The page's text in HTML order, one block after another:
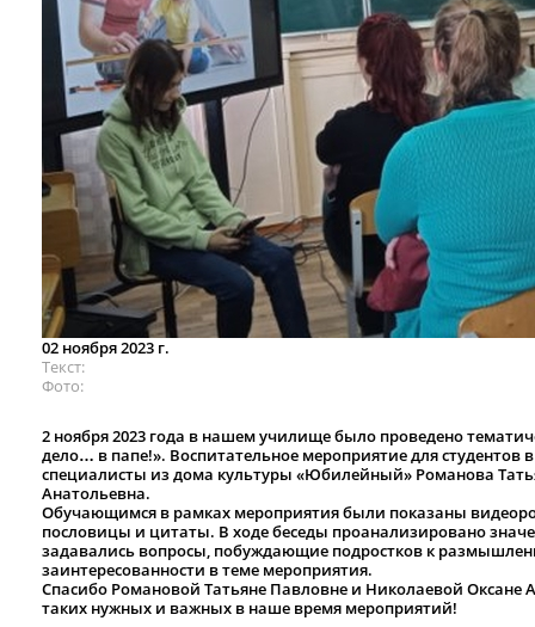
02 ноября 2023 г.
Текст
Фото
2 ноября 2023 года в нашем училище было проведено
дело… в папе!». Воспитательное мероприятие для студентов
специалисты из дома культуры «Юбилейный» Романова
Анатольевна.
Обучающимся в рамках мероприятия были показаны
пословицы и цитаты. В ходе беседы проанализировано
задавались вопросы, побуждающие подростков к
заинтересованности в теме мероприятия.
Спасибо Романовой Татьяне Павловне и Николаевой Оксане
таких нужных и важных в наше время мероприятий!